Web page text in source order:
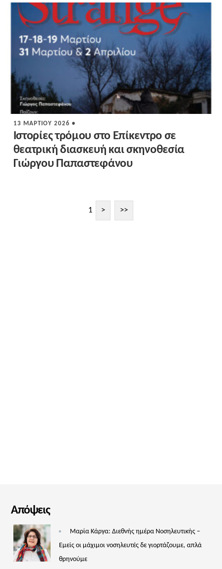
13 ΜΑΡΤΊΟΥ 2026 •
Ιστορίες τρόμου στο Επίκεντρο σε
θεατρική διασκευή και σκηνοθεσία
Γιώργου Παπαστεφάνου
1 > >>
Απόψεις
Μαρία Κάργα: Διεθνής ημέρα Νοσηλευτικής –
Εμείς οι μάχιμοι νοσηλευτές δε γιορτάζουμε, απλά
θρηνούμε